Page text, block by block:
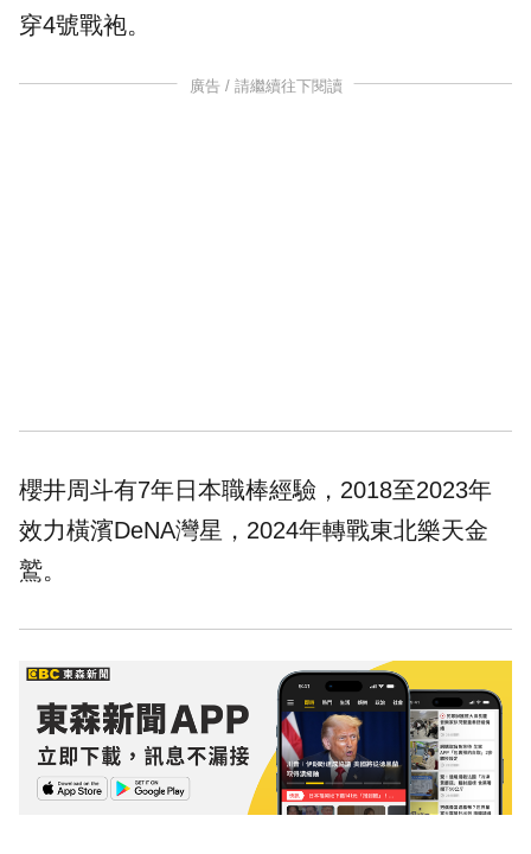
穿4號戰袍。
廣告 / 請繼續往下閱讀
櫻井周斗有7年日本職棒經驗，2018至2023年
效力橫濱DeNA灣星，2024年轉戰東北樂天金
鷲。